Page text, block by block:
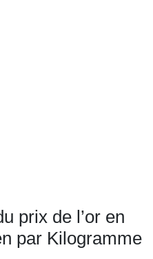
prix de l’or en
par Kilogramme